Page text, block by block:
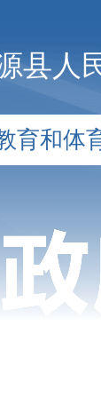
县人
育和体